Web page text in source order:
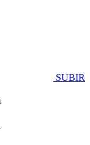
SUBIR